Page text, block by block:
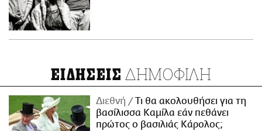
ΕΙΔΗΣΕΙΣ ΔΗΜΟΦΙΛΗ
Διεθνή
Τι θα ακολουθήσει για τη
βασίλισσα Καμίλα εάν πεθάνει
πρώτος ο βασιλιάς Κάρολος;